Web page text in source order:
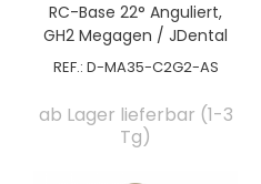
RC-Base 22° Anguliert,
GH2 Megagen / JDental
REF.: D-MA35-C2G2-AS
ab Lager lieferbar (1-3
Tg)